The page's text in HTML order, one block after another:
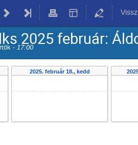
2025 február:
- 17:00
2025. február 18., kedd